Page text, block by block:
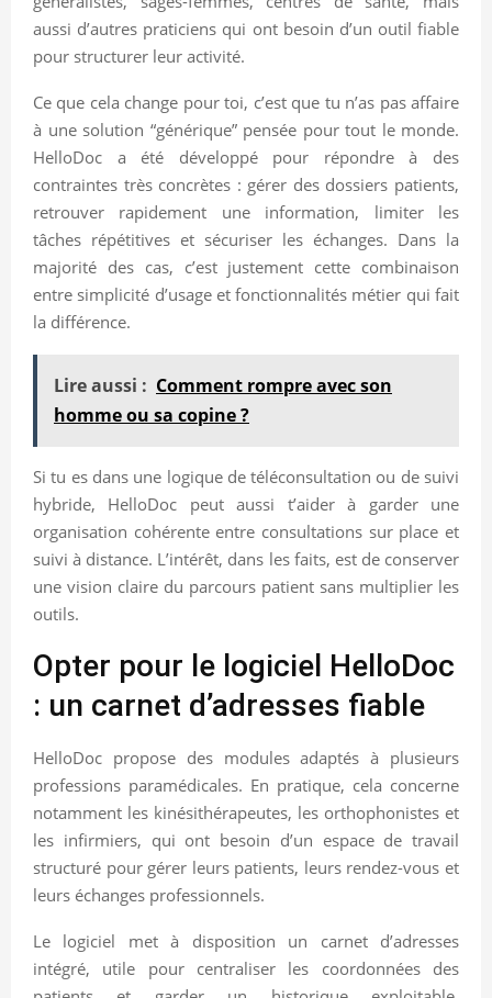
aussi d’autres praticiens qui ont besoin d’un outil fiable
pour structurer leur activité.
Ce que cela change pour toi, c’est que tu n’as pas affaire
à une solution “générique” pensée pour tout le monde.
HelloDoc a été développé pour répondre à des
contraintes très concrètes : gérer des dossiers patients,
retrouver rapidement une information, limiter les
tâches répétitives et sécuriser les échanges. Dans la
majorité des cas, c’est justement cette combinaison
entre simplicité d’usage et fonctionnalités métier qui fait
la différence.
Lire aussi : Comment rompre avec son
homme ou sa copine ?
Si tu es dans une logique de téléconsultation ou de suivi
hybride, HelloDoc peut aussi t’aider à garder une
organisation cohérente entre consultations sur place et
suivi à distance. L’intérêt, dans les faits, est de conserver
une vision claire du parcours patient sans multiplier les
outils.
Opter pour le logiciel HelloDoc
: un carnet d’adresses fiable
HelloDoc propose des modules adaptés à plusieurs
professions paramédicales. En pratique, cela concerne
notamment les kinésithérapeutes, les orthophonistes et
les infirmiers, qui ont besoin d’un espace de travail
structuré pour gérer leurs patients, leurs rendez-vous et
leurs échanges professionnels.
Le logiciel met à disposition un carnet d’adresses
intégré, utile pour centraliser les coordonnées des